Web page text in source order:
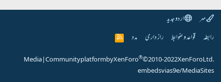
مہر
اردو جدید
رابطہ قواعد و ضوابط راز داری مدد
R
S
Community platform by XenForo®© 2010-2022 XenForo Ltd.
|
Media
embeds via s9e/MediaSites